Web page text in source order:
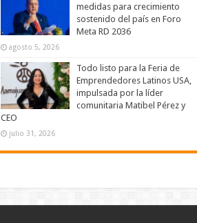
medidas para crecimiento
sostenido del país en Foro
Meta RD 2036
agosto 5, 2026
Todo listo para la Feria de
Emprendedores Latinos USA,
impulsada por la líder
comunitaria Matibel Pérez y
CEO
julio 31, 2026